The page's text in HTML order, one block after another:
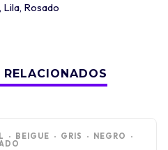
, Lila, Rosado
RELACIONADOS
BEIGUE GRIS NEGRO